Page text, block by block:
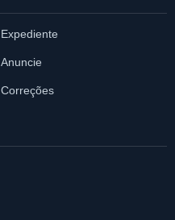
Expediente
Anuncie
Correções